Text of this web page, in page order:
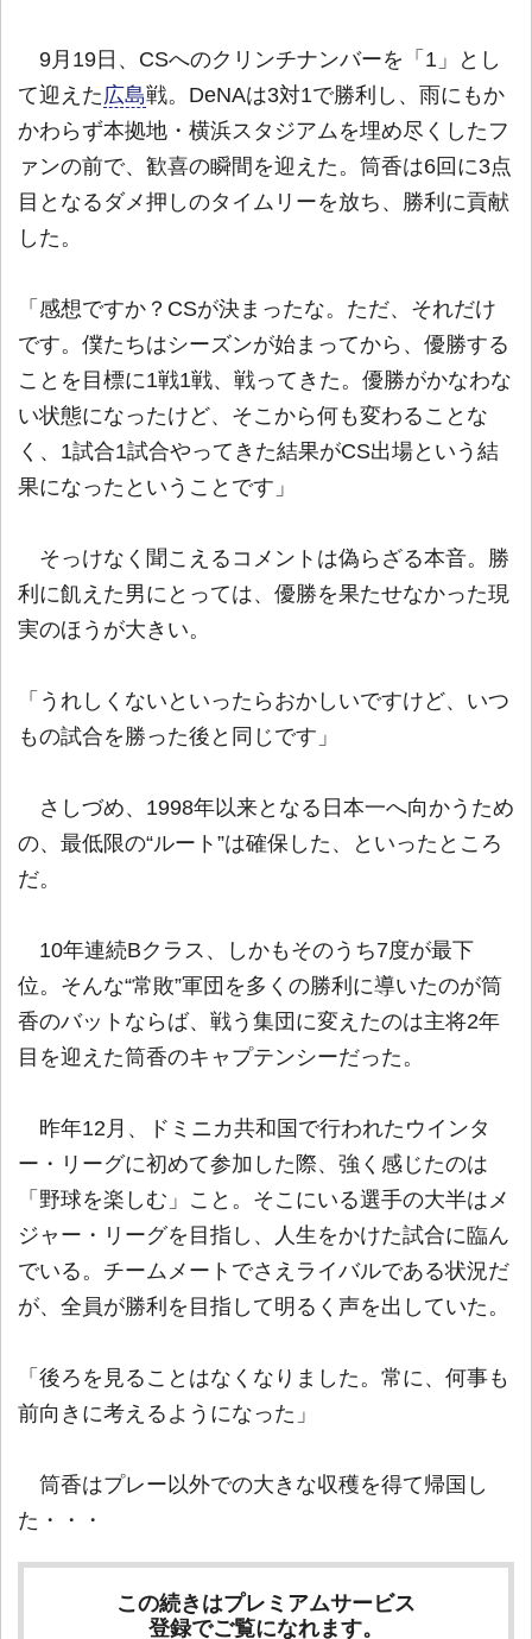
9月19日、CSへのクリンチナンバーを「1」とし
て迎えた 広島戦。DeNAは3対1で勝利し、雨にもか
かわらず本拠地・横浜スタジアムを埋め尽くしたフ
ァンの前で、歓喜の瞬間を迎えた。筒香は6回に3点
目となるダメ押しのタイムリーを放ち、勝利に貢献
した。
「感想ですか？CSが決まったな。ただ、それだけ
です。僕たちはシーズンが始まってから、優勝する
ことを目標に1戦1戦、戦ってきた。優勝がかなわな
い状態になったけど、そこから何も変わることな
く、1試合1試合やってきた結果がCS出場という結
果になったということです」
そっけなく聞こえるコメントは偽らざる本音。勝
利に飢えた男にとっては、優勝を果たせなかった現
実のほうが大きい。
「うれしくないといったらおかしいですけど、いつ
もの試合を勝った後と同じです」
さしづめ、1998年以来となる日本一へ向かうため
の、最低限の“ルート”は確保した、といったところ
だ。
10年連続Bクラス、しかもそのうち7度が最下
位。そんな“常敗”軍団を多くの勝利に導いたのが筒
香のバットならば、戦う集団に変えたのは主将2年
目を迎えた筒香のキャプテンシーだった。
昨年12月、ドミニカ共和国で行われたウインタ
ー・リーグに初めて参加した際、強く感じたのは
「野球を楽しむ」こと。そこにいる選手の大半はメ
ジャー・リーグを目指し、人生をかけた試合に臨ん
でいる。チームメートでさえライバルである状況だ
が、全員が勝利を目指して明るく声を出していた。
「後ろを見ることはなくなりました。常に、何事も
前向きに考えるようになった」
筒香はプレー以外での大きな収穫を得て帰国し
た・・・
この続きはプレミアムサービス
登録でご覧になれます。